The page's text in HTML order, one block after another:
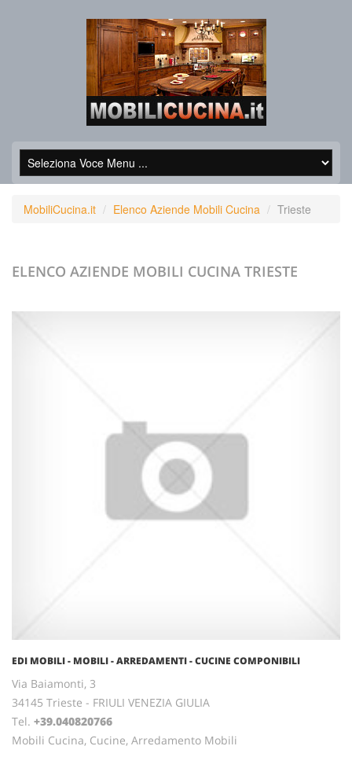
MobiliCucina.it Elenco Aziende Mobili Cucina Trieste
ELENCO AZIENDE MOBILI CUCINA TRIESTE
EDI MOBILI - MOBILI - ARREDAMENTI - CUCINE COMPONIBILI
Via Baiamonti, 3
34145 Trieste - FRIULI VENEZIA GIULIA
Tel. +39.040820766
Mobili Cucina, Cucine, Arredamento Mobili